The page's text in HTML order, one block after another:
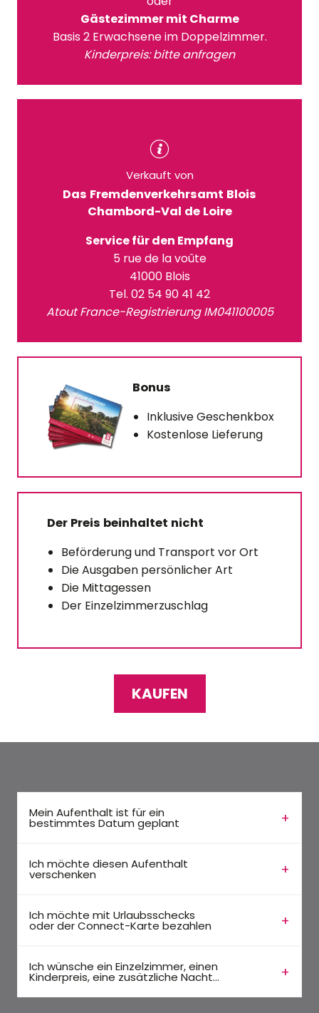
Gästezimmer mit Charme
Basis 2 Erwachsene im Doppelzimmer.
Kinderpreis: bitte anfragen
Verkauft von
Das Fremdenverkehrsamt Blois
Chambord-Val de Loire
Service für den Empfang
5 rue de la voûte
41000 Blois
Tel. 02 54 90 41 42
Atout France-Registrierung IM041100005
Bonus
Inklusive Geschenkbox
Kostenlose Lieferung
Der Preis beinhaltet nicht
Beförderung und Transport vor Ort
Die Ausgaben persönlicher Art
Die Mittagessen
Der Einzelzimmerzuschlag
KAUFEN
Mein Aufenthalt ist für ein
bestimmtes Datum geplant
Ich möchte diesen Aufenthalt
verschenken
Ich möchte mit Urlaubsschecks
oder der Connect-Karte bezahlen
Ich wünsche ein Einzelzimmer, einen
Kinderpreis, eine zusätzliche Nacht...